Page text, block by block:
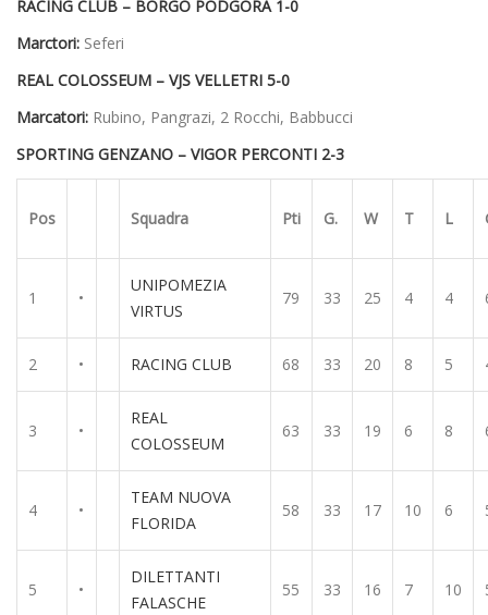
RACING CLUB – BORGO PODGORA 1-0
Marctori: Seferi
REAL COLOSSEUM – VJS VELLETRI 5-0
Marcatori: Rubino, Pangrazi, 2 Rocchi, Babbucci
SPORTING GENZANO – VIGOR PERCONTI 2-3
Pos Squadra Pti G. W T L
1 •
UNIPOMEZIA
VIRTUS
79 33 25 4 4
2 • RACING CLUB 68 33 20 8 5
3 •
REAL
COLOSSEUM
63 33 19 6 8
4 •
TEAM NUOVA
FLORIDA
58 33 17 10 6
5 •
DILETTANTI
FALASCHE
55 33 16 7 10